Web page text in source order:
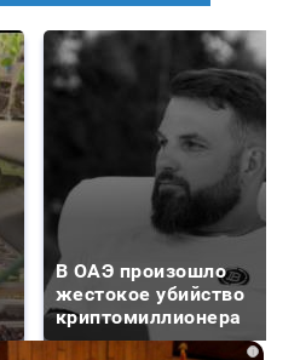
В ОАЭ произошло
жестокое убийство
криптомиллионера
i